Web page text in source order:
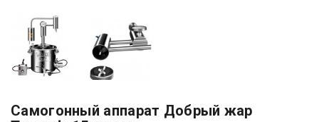
Самогонный аппарат Добрый жар